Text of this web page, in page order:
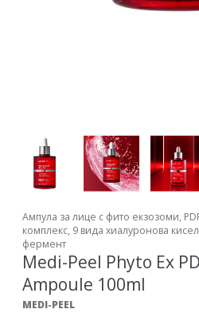
Ампула за лице с фито екзозоми,
комплекс, 9 вида хиалуронова
фермент
Medi-Peel Phyto Ex
Ampoule 100ml
MEDI-PEEL